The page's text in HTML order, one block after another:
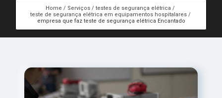
Home Serviços
testes de segurança elétrica
teste de segurança elétrica em equipamentos hospitalares
empresa que faz teste de segurança elétrica Encantado